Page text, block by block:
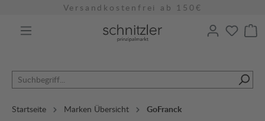
Versandkostenfrei ab 150€
Startseite Marken Übersicht GoFranck